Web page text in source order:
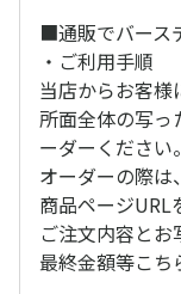
■通販でバース
・ご利用手順
当店からお客様
所面全体の写っ
ーダーください。
オーダーの際は
商品ページURL
ご注文内容とお
最終金額等こち